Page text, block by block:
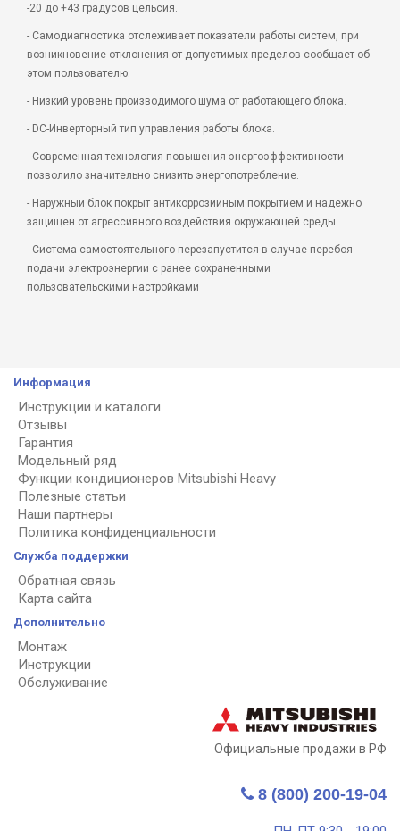
-20 до +43 градусов цельсия.
- Самодиагностика отслеживает показатели работы систем, при
возникновение отклонения от допустимых пределов сообщает об
этом пользователю.
- Низкий уровень производимого шума от работающего блока.
- DC-Инверторный тип управления работы блока.
- Современная технология повышения энергоэффективности
позволило значительно снизить энергопотребление.
- Наружный блок покрыт антикоррозийным покрытием и надежно
защищен от агрессивного воздействия окружающей среды.
- Система самостоятельного перезапустится в случае перебоя
подачи электроэнергии с ранее сохраненными
пользовательскими настройками
Информация
Инструкции и каталоги
Отзывы
Гарантия
Модельный ряд
Функции кондиционеров Mitsubishi Heavy
Полезные статьи
Наши партнеры
Политика конфиденциальности
Служба поддержки
Обратная связь
Карта сайта
Дополнительно
Монтаж
Инструкции
Обслуживание
Официальные продажи в РФ
8 (800) 200-19-04